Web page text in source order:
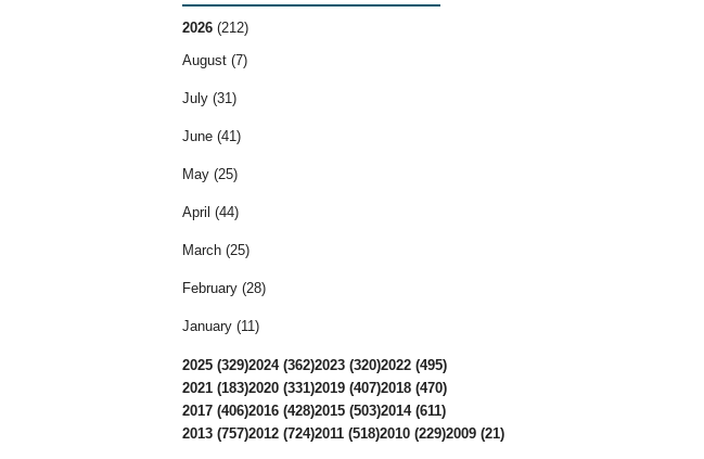
2026 (212)
August (7)
July (31)
June (41)
May (25)
April (44)
March (25)
February (28)
January (11)
2025 (329)2024 (362)2023 (320)2022 (495)
2021 (183)2020 (331)2019 (407)2018 (470)
2017 (406)2016 (428)2015 (503)2014 (611)
2013 (757)2012 (724)2011 (518)2010 (229)2009 (21)